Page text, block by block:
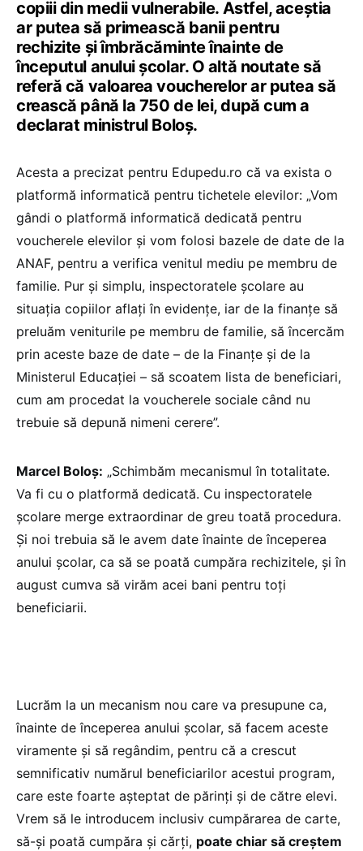
copiii din medii vulnerabile. Astfel, aceștia
ar putea să primească banii pentru
rechizite și îmbrăcăminte înainte de
începutul anului școlar. O altă noutate să
referă că valoarea voucherelor ar putea să
crească până la 750 de lei, după cum a
declarat ministrul Boloș.
Acesta a precizat pentru Edupedu.ro că va exista o
platformă informatică pentru tichetele elevilor: „Vom
gândi o platformă informatică dedicată pentru
voucherele elevilor și vom folosi bazele de date de la
ANAF, pentru a verifica venitul mediu pe membru de
familie. Pur și simplu, inspectoratele școlare au
situația copiilor aflați în evidențe, iar de la finanțe să
preluăm veniturile pe membru de familie, să încercăm
prin aceste baze de date – de la Finanțe și de la
Ministerul Educației – să scoatem lista de beneficiari,
cum am procedat la voucherele sociale când nu
trebuie să depună nimeni cerere”.
Marcel Boloș: „Schimbăm mecanismul în totalitate.
Va fi cu o platformă dedicată. Cu inspectoratele
școlare merge extraordinar de greu toată procedura.
Și noi trebuia să le avem date înainte de începerea
anului școlar, ca să se poată cumpăra rechizitele, și în
august cumva să virăm acei bani pentru toți
beneficiarii.
Lucrăm la un mecanism nou care va presupune ca,
înainte de începerea anului școlar, să facem aceste
viramente și să regândim, pentru că a crescut
semnificativ numărul beneficiarilor acestui program,
care este foarte așteptat de părinți și de către elevi.
Vrem să le introducem inclusiv cumpărarea de carte,
să-și poată cumpăra și cărți, poate chiar să creștem